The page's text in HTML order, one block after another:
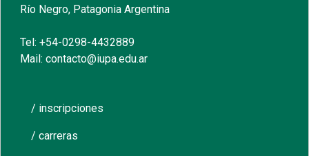
Río Negro, Patagonia Argentina
Tel: +54-0298-4432889
Mail: contacto@iupa.edu.ar
/ inscripciones
/ carreras